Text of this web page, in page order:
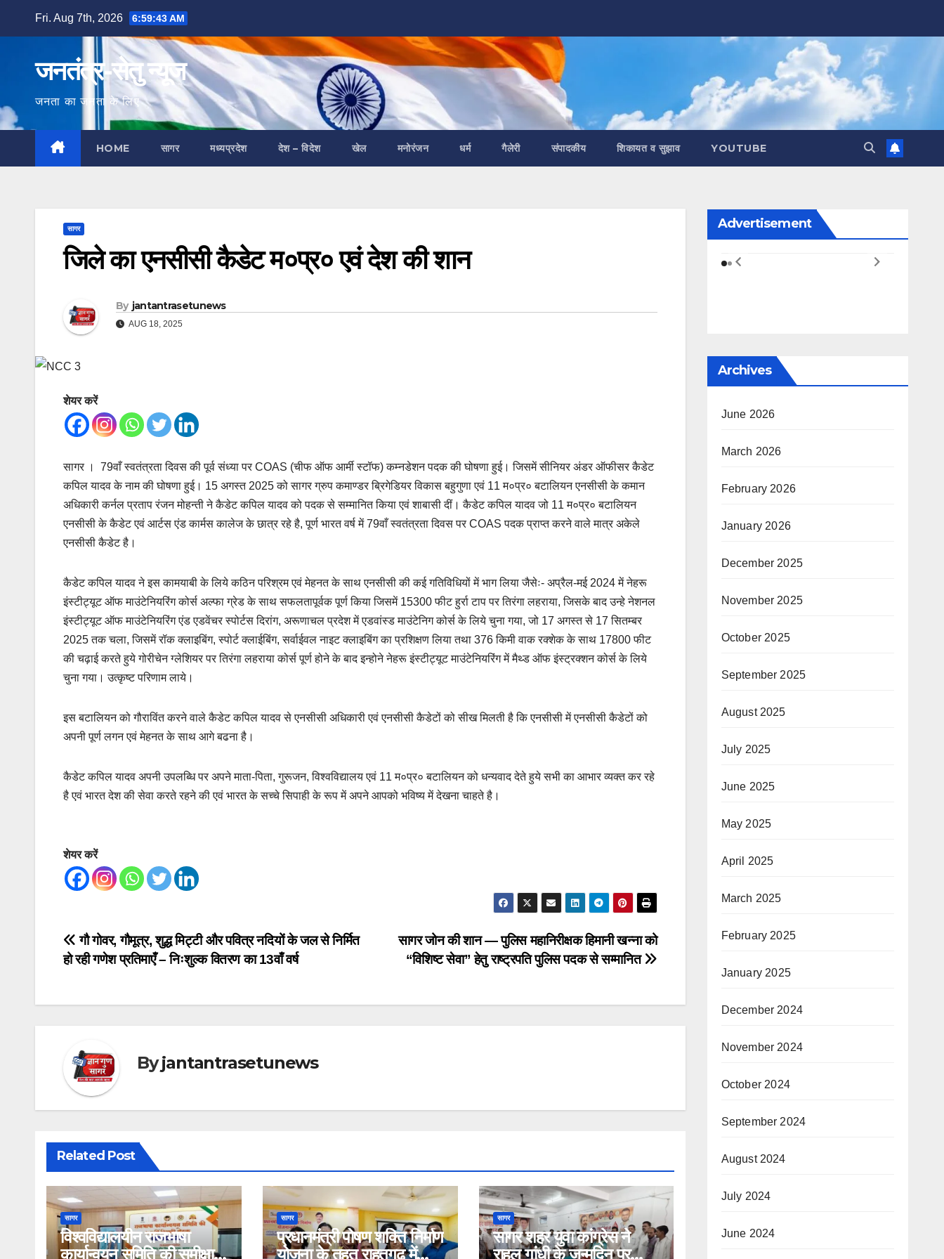
Fri. Aug 7th, 2026 6:59:45 AM
जनतंत्र-सेतु न्यूज
जनता का जनता के लिए
HOME सागर मध्यप्रदेश देश – विदेश खेल मनोरंजन धर्म गैलेरी संपादकीय शिकायत व सुझाव YOUTUBE
सागर
जिले का एनसीसी कैडेट म०प्र० एवं देश की शान
By jantantrasetunews
AUG 18, 2025
शेयर करें
सागर । 79वाँ स्वतंत्रता दिवस की पूर्व संध्या पर COAS (चीफ ऑफ आर्मी स्टॉफ) कम्नडेशन पदक की घोषणा हुई। जिसमें सीनियर अंडर ऑफीसर कैडेट
कपिल यादव के नाम की घोषणा हुई। 15 अगस्त 2025 को सागर ग्रुप कमाण्डर ब्रिगेडियर विकास बहुगुणा एवं 11 म०प्र० बटालियन एनसीसी के कमान
अधिकारी कर्नल प्रताप रंजन मोहन्ती ने कैडेट कपिल यादव को पदक से सम्मानित किया एवं शाबासी दीं। कैडेट कपिल यादव जो 11 म०प्र० बटालियन
एनसीसी के कैडेट एवं आर्टस एंड कार्मस कालेज के छात्र रहे है, पूर्ण भारत वर्ष में 79वाँ स्वतंत्रता दिवस पर COAS पदक प्राप्त करने वाले मात्र अकेले
एनसीसी कैडेट है।
कैडेट कपिल यादव ने इस कामयाबी के लिये कठिन परिश्रम एवं मेहनत के साथ एनसीसी की कई गतिविधियों में भाग लिया जैसेः- अप्रैल-मई 2024 में नेहरू
इंस्टीट्यूट ऑफ माउंटेनियरिंग कोर्स अल्फा ग्रेड के साथ सफलतापूर्वक पूर्ण किया जिसमें 15300 फीट हुर्रा टाप पर तिरंगा लहराया, जिसके बाद उन्हे नेशनल
इंस्टीट्यूट ऑफ माउंटेनियरिंग एंड एडवेंचर स्पोर्टस दिरांग, अरूणाचल प्रदेश में एडवांस्ड माउंटेनिग कोर्स के लिये चुना गया, जो 17 अगस्त से 17 सितम्बर
2025 तक चला, जिसमें रॉक क्लाइबिंग, स्पोर्ट क्लाईबिंग, सर्वाईवल नाइट क्लाइबिंग का प्रशिक्षण लिया तथा 376 किमी वाक रक्शेक के साथ 17800 फीट
की चढ़ाई करते हुये गोरीचेन ग्लेशियर पर तिरंगा लहराया कोर्स पूर्ण होने के बाद इन्होने नेहरू इंस्टीट्यूट माउंटेनियरिंग में मैथ्ड ऑफ इंस्ट्रक्शन कोर्स के लिये
चुना गया। उत्कृष्ट परिणाम लाये।
इस बटालियन को गौराविंत करने वाले कैडेट कपिल यादव से एनसीसी अधिकारी एवं एनसीसी कैडेटों को सीख मिलती है कि एनसीसी में एनसीसी कैडेटों को
अपनी पूर्ण लगन एवं मेहनत के साथ आगे बढना है।
कैडेट कपिल यादव अपनी उपलब्धि पर अपने माता-पिता, गुरूजन, विश्वविद्यालय एवं 11 म०प्र० बटालियन को धन्यवाद देते हुये सभी का आभार व्यक्त कर रहे
है एवं भारत देश की सेवा करते रहने की एवं भारत के सच्चे सिपाही के रूप में अपने आपको भविष्य में देखना चाहते है।
शेयर करें
Post
navigation
सागर जोन की शान — पुलिस महानिरीक्षक हिमानी खन्ना को
“विशिष्ट सेवा” हेतु राष्ट्रपति पुलिस पदक से सम्मानित
गौ गोवर, गौमूत्र, शुद्ध मिट्टी और पवित्र नदियों के जल से निर्मित
हो रही गणेश प्रतिमाएँ – निःशुल्क वितरण का 13वाँ वर्ष
Byjantantrasetunews
Related Post
सागर
विश्वविद्यालयीन राजभाषा
कार्यान्वयन समिति की समीक्षा
सागर
प्रधानमंत्री पोषण शक्ति निर्माण
योजना के तहत राहतगढ़ में
सागर
सागर शहर युवा कांग्रेस ने
राहुल गांधी के जन्मदिन पर
Advertisement
Archives
June 2026
March 2026
February 2026
January 2026
December 2025
November 2025
October 2025
September 2025
August 2025
July 2025
June 2025
May 2025
April 2025
March 2025
February 2025
January 2025
December 2024
November 2024
October 2024
September 2024
August 2024
July 2024
June 2024